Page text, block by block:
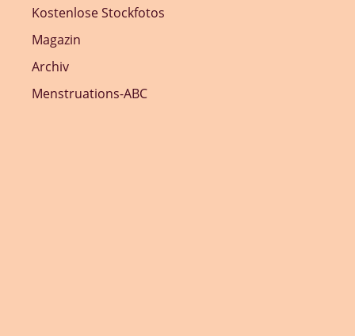
Kostenlose Stockfotos
Magazin
Archiv
Menstruations-ABC